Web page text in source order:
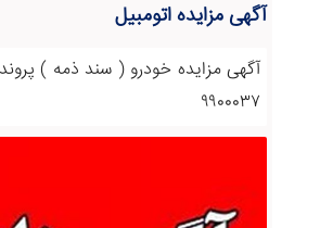
آگهی مزایده اتومبیل
آگهی مزایده خودرو ( سند ذمه )
۹۹۰۰۰۳۷